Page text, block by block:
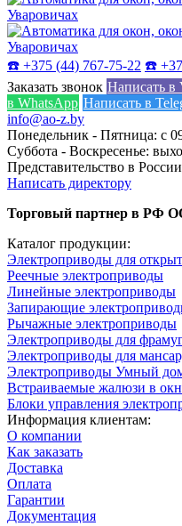
☎️ +375 (44) 767-75-22 ☎️
Заказать звонок Написать в
в WhatsApp Написать в
info@ao-z.by
Понедельник - Пятница: с
Суббота - Воскресенье:
Представительство в
Написать директору
Торговый партнер в РФ
Каталог продукции:
Электроприводы для
Реечные электроприводы
Линейные электроприводы
Запирающие
Рычажные электроприводы
Электроприводы для
Электроприводы для
Электроприводы Умный
Встраиваемые жалюзи в
Блоки управления
Информация клиентам:
О компании
Как заказать
Доставка
Оплата
Гарантии
Документация